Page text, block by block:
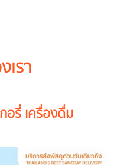
เรา
อรี่ เครื่องดื่ม